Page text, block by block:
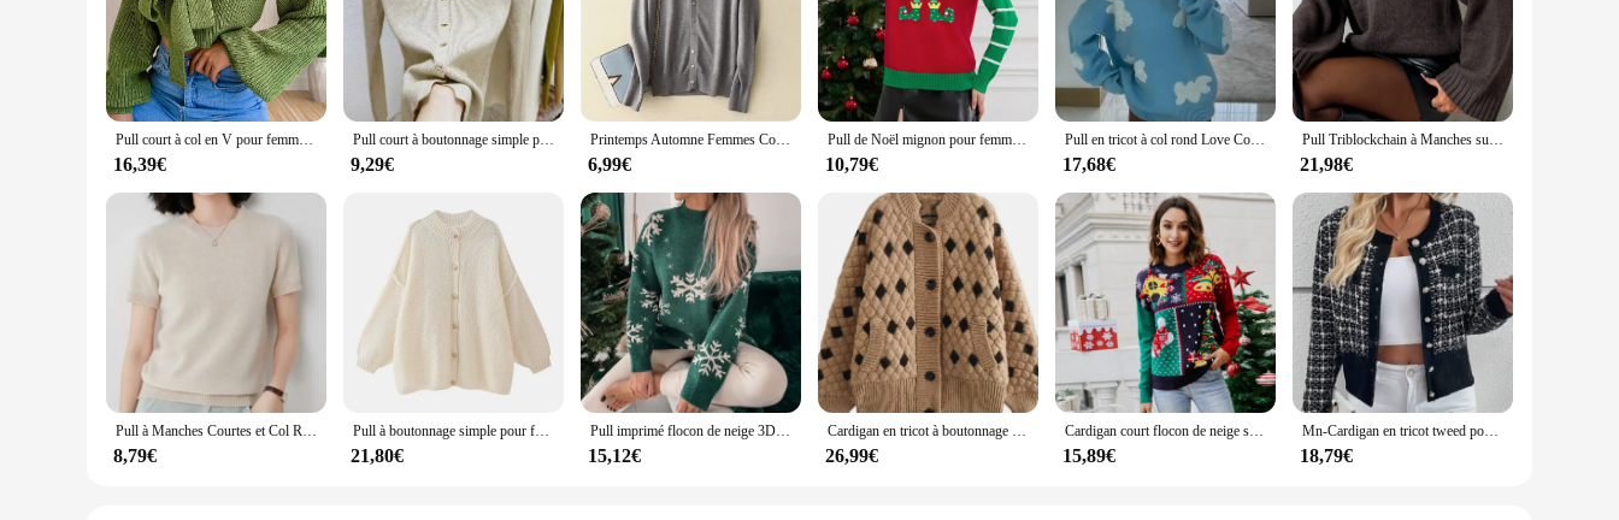
Pull court à col en V pour femme, haut à manches longues, nœud sur le devant
16,39€
Pull court à boutonnage simple pour femmes, tricots solides, pulls cardigans, mode printemps, automne, hiver, 2024
9,29€
Printemps Automne Femmes Couleur Unie Tricoté Cardigan Pull Simple Boutonnage Slim Fit V-cou Pull Casual Pull Manteau
6,99€
Pull de Noël mignon pour femme, imprimé jambes de chimelfe, col rond, pull chaud, tricots basiques, streetwear d'automne
10,79€
Pull en tricot à col rond Love Coussins pour femmes, pull à manches longues, pulls féminins respirants, pull High Street, mode brodée
17,68€
Pull Triblockchain à Manches sulfet Col Rond pour Femme, Haut Basique, Chic, Marron, à la Mode, Nouvelle Collection Automne 2024
21,98€
Pull à Manches Courtes et Col Rond pour Femme, Couleur Unie, Base en Tricot
8,79€
Pull à boutonnage simple pour femmes, cardigan à boutons en métal, manteau décontracté, tenue féminine, mode française, automne, hiver
21,80€
Pull imprimé flocon de neige 3D pour femme, manches longues, col rond, décontracté, haut optique chaud, hiver, 2024
15,12€
Cardigan en tricot à boutonnage simple pour femmes, col en V élégant, poche, pull à manches longues, streetwear pour dames, abonnés à la mode, automne, hiver, nouveau
26,99€
Cardigan court flocon de neige sur le sapin de Noël pour femme, pulls avec cloches, poitrine en cachemire, haut
15,89€
Mn-Cardigan en tricot tweed pour femme, pull à manches longues, motif à carreaux noir et blanc, cardigan boutonné appliqué, top7310 #
18,79€